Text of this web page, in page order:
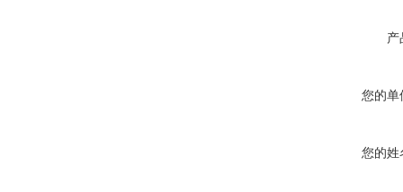
产
您的单
您的姓